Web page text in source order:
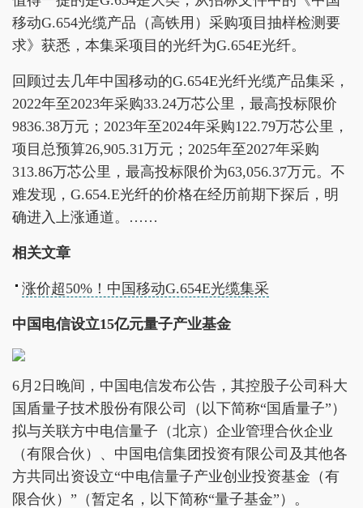
移动G.654光缆产品（高铁用）采购项目抽样检测要
求》获悉，本集采项目的光纤为G.654E光纤。
回顾过去几年中国移动的G.654E光纤光缆产品集采，
2022年至2023年采购33.24万芯公里，最高投标限价
9836.38万元；2023年至2024年采购122.79万芯公里，
项目总预算26,905.31万元；2025年至2027年采购
313.86万芯公里，最高投标限价为63,056.37万元。不
难发现，G.654.E光纤的价格在经历前期下探后，明
确进入上涨通道。……
相关文章
涨价超50%！中国移动G.654E光缆集采
中国电信设立15亿元量子产业基金
6月2日晚间，中国电信发布公告，其控股子公司科大
国盾量子技术股份有限公司（以下简称“国盾量子”）
拟与关联方中电信量子（北京）企业管理合伙企业
（有限合伙）、中国电信集团投资有限公司及其他各
方共同出资设立“中电信量子产业创业投资基金（有
限合伙）”（暂定名，以下简称“量子基金”）。